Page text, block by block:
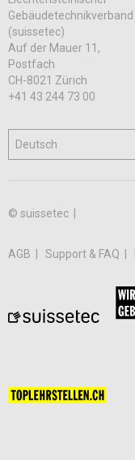
Gebäudetechnikverband
(suissetec)
Auf der Mauer 11,
Postfach
CH-8021 Zürich
+41 43 244 73 00
© suissetec |
AGB Support & FAQ